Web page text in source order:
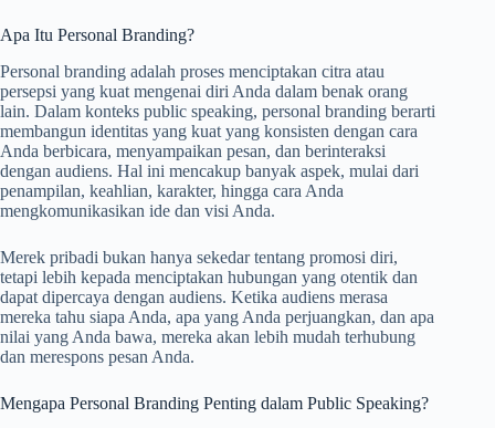
Apa Itu Personal Branding?
Personal branding adalah proses menciptakan citra atau
persepsi yang kuat mengenai diri Anda dalam benak orang
lain. Dalam konteks public speaking, personal branding berarti
membangun identitas yang kuat yang konsisten dengan cara
Anda berbicara, menyampaikan pesan, dan berinteraksi
dengan audiens. Hal ini mencakup banyak aspek, mulai dari
penampilan, keahlian, karakter, hingga cara Anda
mengkomunikasikan ide dan visi Anda.
Merek pribadi bukan hanya sekedar tentang promosi diri,
tetapi lebih kepada menciptakan hubungan yang otentik dan
dapat dipercaya dengan audiens. Ketika audiens merasa
mereka tahu siapa Anda, apa yang Anda perjuangkan, dan apa
nilai yang Anda bawa, mereka akan lebih mudah terhubung
dan merespons pesan Anda.
Mengapa Personal Branding Penting dalam Public Speaking?